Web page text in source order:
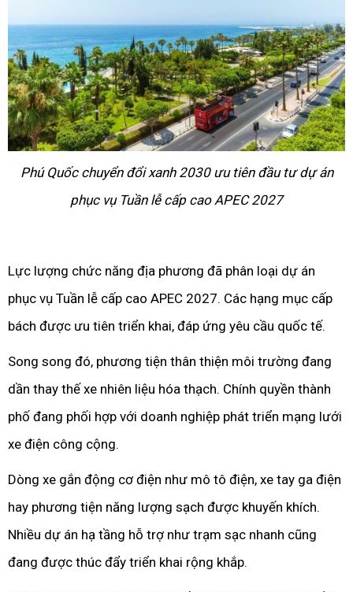
Phú Quốc chuyển đổi xanh 2030 ưu tiên đầu tư dự án
phục vụ Tuần lễ cấp cao APEC 2027
Lực lượng chức năng địa phương đã phân loại dự án
phục vụ Tuần lễ cấp cao APEC 2027. Các hạng mục cấp
bách được ưu tiên triển khai, đáp ứng yêu cầu quốc tế.
Song song đó, phương tiện thân thiện môi trường đang
dần thay thế xe nhiên liệu hóa thạch. Chính quyền thành
phố đang phối hợp với doanh nghiệp phát triển mạng lưới
xe điện công cộng.
Dòng xe gắn động cơ điện như mô tô điện, xe tay ga điện
hay phương tiện năng lượng sạch được khuyến khích.
Nhiều dự án hạ tầng hỗ trợ như trạm sạc nhanh cũng
đang được thúc đẩy triển khai rộng khắp.